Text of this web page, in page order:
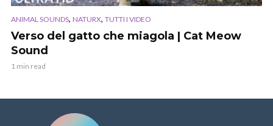
ANIMAL SOUNDS, NATURX, TUTTI I VIDEO
Verso del gatto che miagola | Cat Meow
Sound
1 min read